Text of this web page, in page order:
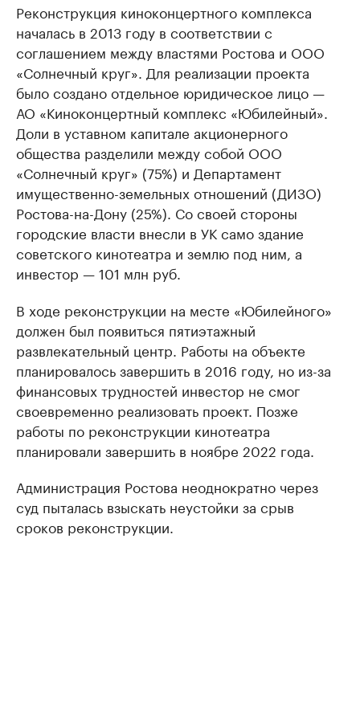
Реконструкция киноконцертного комплекса
началась в 2013 году в соответствии с
соглашением между властями Ростова и ООО
«Солнечный круг». Для реализации проекта
было создано отдельное юридическое лицо —
АО «Киноконцертный комплекс «Юбилейный».
Доли в уставном капитале акционерного
общества разделили между собой ООО
«Солнечный круг» (75%) и Департамент
имущественно-земельных отношений (ДИЗО)
Ростова-на-Дону (25%). Со своей стороны
городские власти внесли в УК само здание
советского кинотеатра и землю под ним, а
инвестор — 101 млн руб.
В ходе реконструкции на месте «Юбилейного»
должен был появиться пятиэтажный
развлекательный центр. Работы на объекте
планировалось завершить в 2016 году, но из-за
финансовых трудностей инвестор не смог
своевременно реализовать проект. Позже
работы по реконструкции кинотеатра
планировали завершить в ноябре 2022 года.
Администрация Ростова неоднократно через
суд пыталась взыскать неустойки за срыв
сроков реконструкции.